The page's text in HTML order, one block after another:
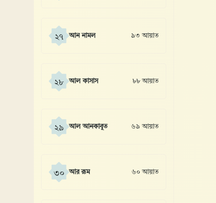
২৭ আন নামল ৯৩ আয়াত
২৮ আল কাসাস ৮৮ আয়াত
২৯ আল আনকাবূত ৬৯ আয়াত
৩০ আর রূম ৬০ আয়াত